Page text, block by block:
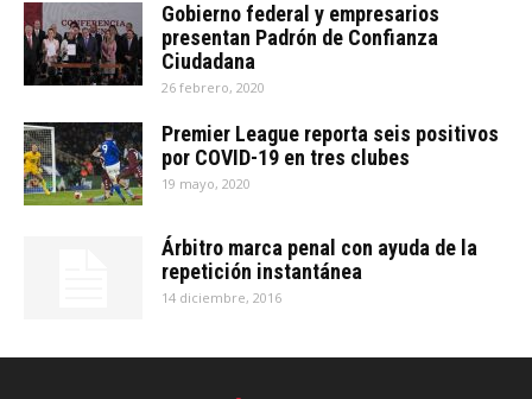
Gobierno federal y empresarios
presentan Padrón de Confianza
Ciudadana
26 febrero, 2020
Premier League reporta seis positivos
por COVID-19 en tres clubes
19 mayo, 2020
Árbitro marca penal con ayuda de la
repetición instantánea
14 diciembre, 2016